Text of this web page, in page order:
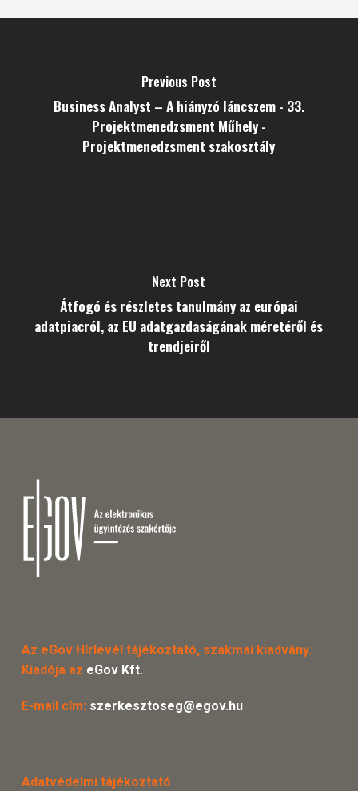
Previous Post
Business Analyst – A hiányzó láncszem - 33.
Projektmenedzsment Műhely -
Projektmenedzsment szakosztály
Next Post
Átfogó és részletes tanulmány az európai
adatpiacról, az EU adatgazdaságának méretéről és
trendjeiről
Az eGov Hírlevél tájékoztató, szakmai kiadvány.
Kiadója az eGov Kft.
E-mail cím: szerkesztoseg@egov.hu
Adatvédelmi tájékoztató